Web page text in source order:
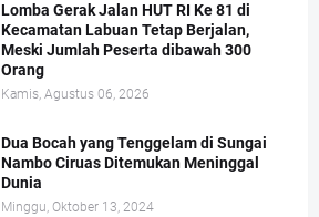
Lomba Gerak Jalan HUT RI Ke 81 di
Kecamatan Labuan Tetap Berjalan,
Meski Jumlah Peserta dibawah 300
Orang
Kamis, Agustus 06, 2026
Dua Bocah yang Tenggelam di Sungai
Nambo Ciruas Ditemukan Meninggal
Dunia
Minggu, Oktober 13, 2024